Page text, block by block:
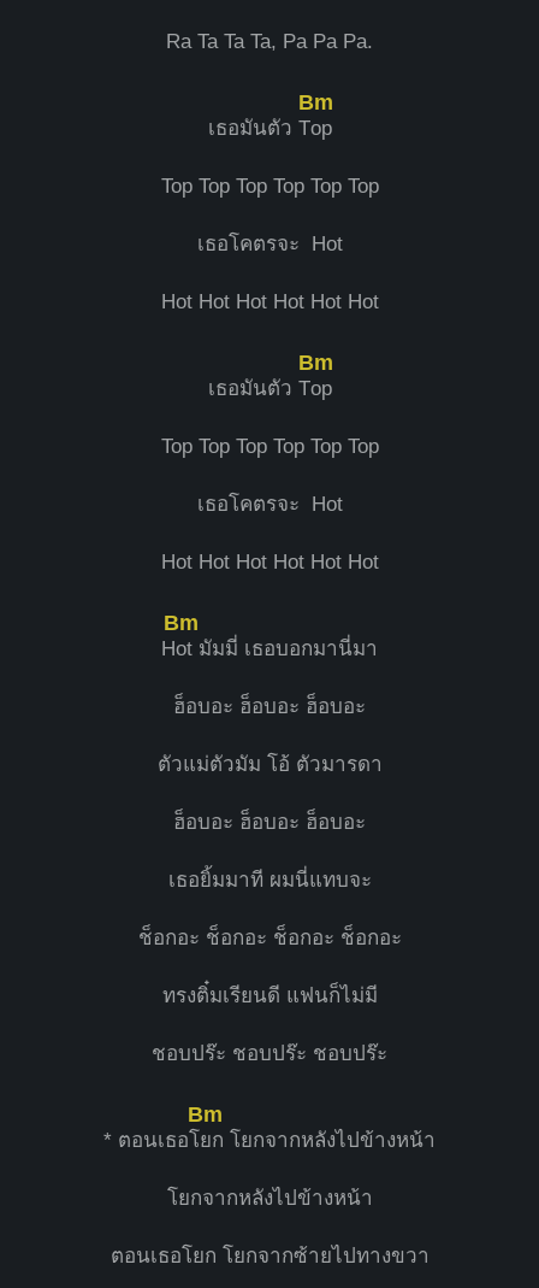
Ra Ta Ta Ta, Pa Pa Pa.
เธอมันตัว T
Bm
op
Top Top Top Top Top Top
เธอโคตรจะ Hot
Hot Hot Hot Hot Hot Hot
เธอมันตัว T
Bm
op
Top Top Top Top Top Top
เธอโคตรจะ Hot
Hot Hot Hot Hot Hot Hot
H
Bm
ot มัมมี่ เธอบอกมานี่มา
ฮ็อบอะ ฮ็อบอะ ฮ็อบอะ
ตัวแม่ตัวมัม โอ้ ตัวมารดา
ฮ็อบอะ ฮ็อบอะ ฮ็อบอะ
เธอยิ้มมาที ผมนี่แทบจะ
ช็อกอะ ช็อกอะ ช็อกอะ ช็อกอะ
ทรงติ๋มเรียนดี แฟนก็ไม่มี
ชอบปร๊ะ ชอบปร๊ะ ชอบปร๊ะ
* ตอนเธอโ
Bm
ยก โยกจากหลังไปข้างหน้า
โยกจากหลังไปข้างหน้า
ตอนเธอโยก โยกจากซ้ายไปทางขวา